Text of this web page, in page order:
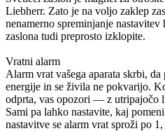
Liebherr. Zato je na voljo zaklep
nenamerno spreminjanje
zaslona tudi preprosto izklopite.
Vratni alarm
Alarm vrat vašega aparata skrbi,
energije in se živila ne pokvarijo.
odprta, vas opozori — z utripajočo
Sami pa lahko nastavite, kaj
nastavitve se alarm vrat sproži po